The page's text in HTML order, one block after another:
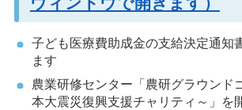
子ども医療費助成金の支給決定通知
ます
農業研修センター「農研グラウンド
本大震災復興支援チャリティ～」を